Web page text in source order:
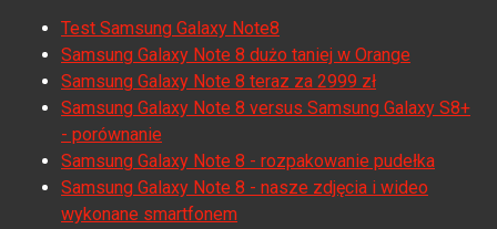
Test Samsung Galaxy Note8
Samsung Galaxy Note 8 dużo taniej w Orange
Samsung Galaxy Note 8 teraz za 2999 zł
Samsung Galaxy Note 8 versus Samsung Galaxy S8+
- porównanie
Samsung Galaxy Note 8 - rozpakowanie pudełka
Samsung Galaxy Note 8 - nasze zdjęcia i wideo
wykonane smartfonem